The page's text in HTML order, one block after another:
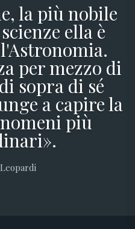
la più nobile
ella è
per mezzo di
sopra di sé
a capire la
più